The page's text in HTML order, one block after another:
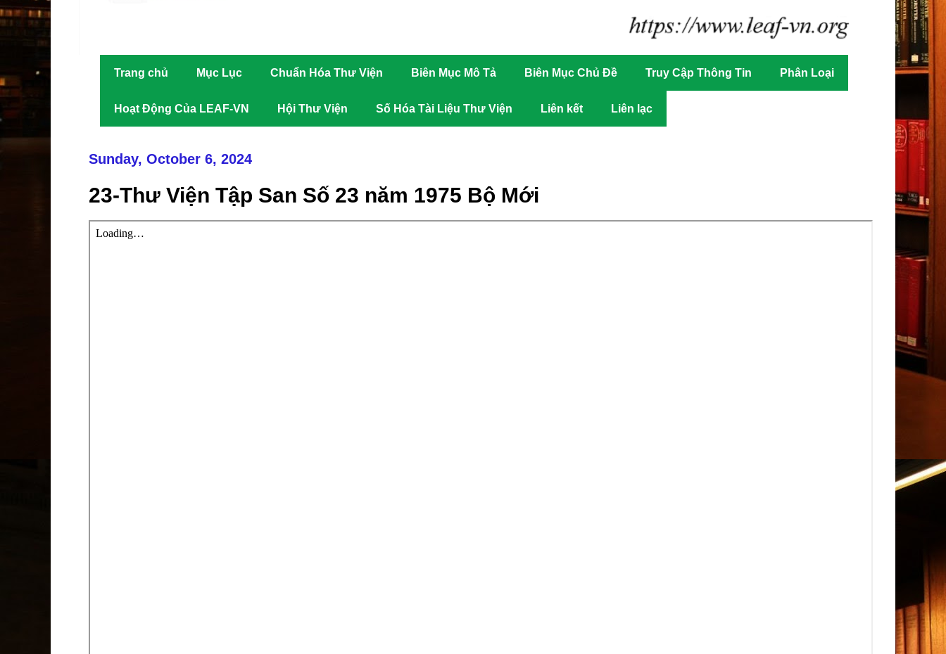
Trang chủ Mục Lục Chuẩn Hóa Thư Viện Biên Mục Mô Tả Biên Mục Chủ Đề Truy Cập Thông Tin Phân Loại
Hoạt Động Của LEAF-VN Hội Thư Viện Số Hóa Tài Liệu Thư Viện Liên kết Liên lạc
Sunday, October 6, 2024
23-Thư Viện Tập San Số 23 năm 1975 Bộ Mới